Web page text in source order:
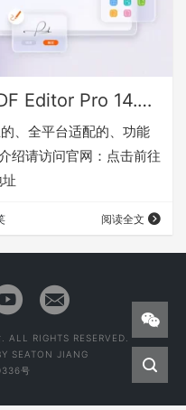
福昕PDF编码器 Foxit PDF Editor Pro 14.0.0.33046
、全平台适配的、功能
绍请访问官网：点击前往
阅读全文
RIGHTS RESERVED.
SEATON JIANG
号